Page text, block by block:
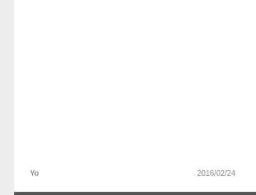
Yo 2016/02/24